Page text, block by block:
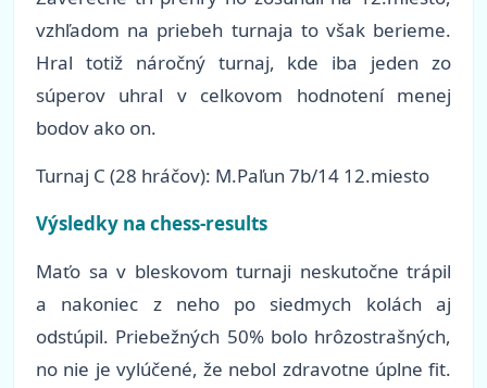
vzhľadom na priebeh turnaja to však berieme.
Hral totiž náročný turnaj, kde iba jeden zo
súperov uhral v celkovom hodnotení menej
bodov ako on.
Turnaj C (28 hráčov): M.Paľun 7b/14 12.miesto
Výsledky na chess-results
Maťo sa v bleskovom turnaji neskutočne trápil
a nakoniec z neho po siedmych kolách aj
odstúpil. Priebežných 50% bolo hrôzostrašných,
no nie je vylúčené, že nebol zdravotne úplne fit.